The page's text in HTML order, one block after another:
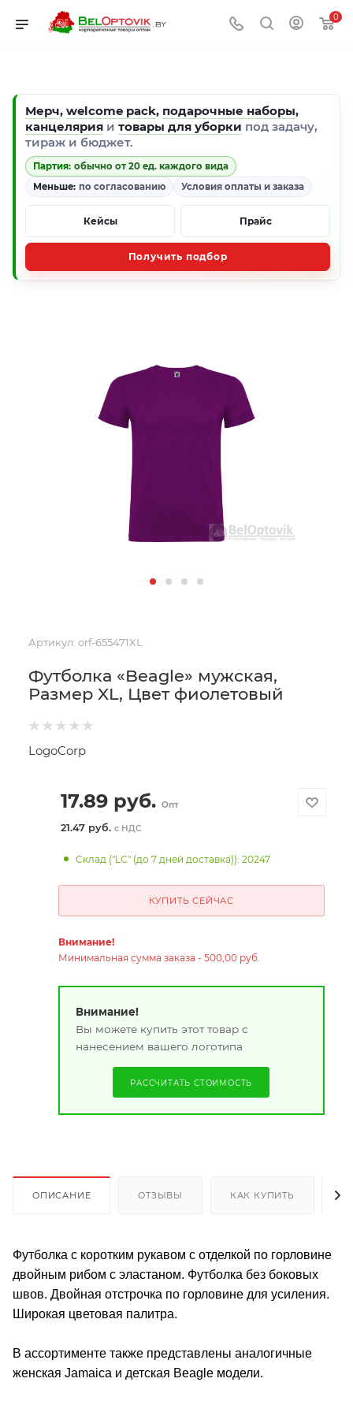
0
Мерч, welcome pack, подарочные наборы,
канцелярия и товары для уборки под задачу,
тираж и бюджет.
Партия: обычно от 20 ед. каждого вида
Меньше: по согласованию Условия оплаты и заказа
Кейсы Прайс
Получить подбор
Артикул: orf-655471XL
Футболка «Beagle» мужская,
Размер XL, Цвет фиолетовый
LogoCorp
17.89руб. Опт
21.47 руб. с НДС
Склад ("LC" (до 7 дней доставка)): 20247
КУПИТЬ СЕЙЧАС
Внимание!
Минимальная сумма заказа - 500,00 руб.
Внимание!
Вы можете купить этот товар с
нанесением вашего логотипа
РАССЧИТАТЬ СТОИМОСТЬ
ОПИСАНИЕ ОТЗЫВЫ КАК КУПИТЬ
Футболка с коротким рукавом с отделкой по горловине
двойным рибом с эластаном. Футболка без боковых
швов. Двойная отстрочка по горловине для усиления.
Широкая цветовая палитра.
В ассортименте также представлены аналогичные
женская Jamaica и детская Beagle модели.